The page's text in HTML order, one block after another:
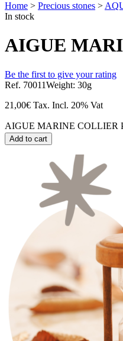
Home > Precious stones >
In stock
AIGUE
Be the first to give your rating
Ref. 70011Weight: 30g
21,00€ Tax. Incl. 20% Vat
AIGUE MARINE COLLIER
Add to cart